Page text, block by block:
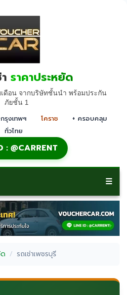
ราคาประหยัด
เดือน จากบริษัทชั้นนำ พร้อมประกัน
ภัยชั้น 1
กรุงเทพฯ โคราช
+ ครอบคลุม
ทั่วไทย
: @CARRENT
☰
รถเช่าเพชรบุรี